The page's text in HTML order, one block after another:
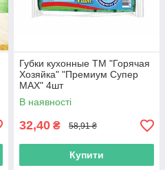
Губки кухонные ТМ "Горячая
Хозяйка" "Премиум Супер
МАХ" 4шт
В наявності
32,40 ₴ 58,91 ₴
Купити